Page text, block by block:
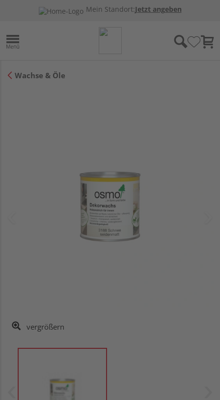
Mein Standort:Jetzt angeben
Wachse & Öle
vergrößern